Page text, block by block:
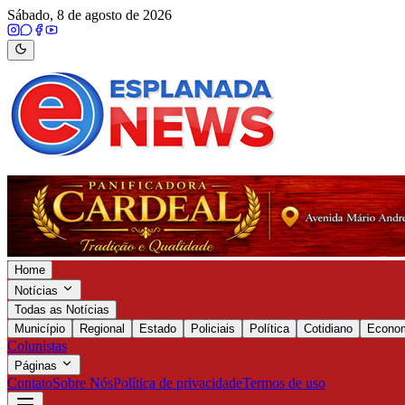
Sábado, 8 de agosto de 2026
Home
Notícias
Todas as Notícias
Município
Regional Estado Policiais Política Cotidiano
Colunistas
Páginas
ContatoSobre NósPolítica de privacidadeTermos de uso